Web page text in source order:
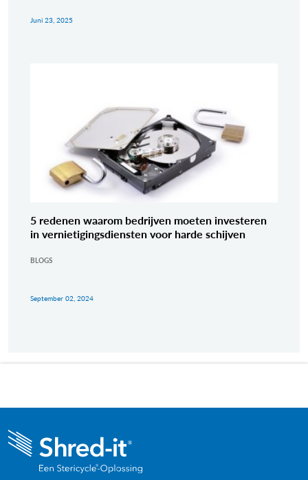
Juni 23, 2025
5 redenen waarom bedrijven moeten investeren
in vernietigingsdiensten voor harde schijven
BLOGS
September 02, 2024